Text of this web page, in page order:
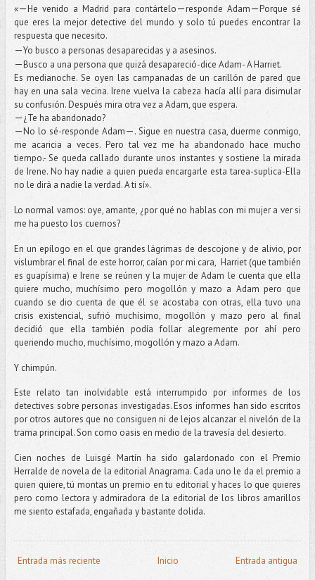
«—He venido a Madrid para contártelo—responde Adam—Porque sé
que eres la mejor detective del mundo y solo tú puedes encontrar la
respuesta que necesito.
—Yo busco a personas desaparecidas y a asesinos.
—Busco a una persona que quizá desapareció-dice Adam- A Harriet.
Es medianoche. Se oyen las campanadas de un carillón de pared que
hay en una sala vecina. Irene vuelva la cabeza hacía allí para disimular
su confusión. Después mira otra vez a Adam, que espera.
—¿Te ha abandonado?
—No lo sé-responde Adam—. Sigue en nuestra casa, duerme conmigo,
me acaricia a veces. Pero tal vez me ha abandonado hace mucho
tiempo.- Se queda callado durante unos instantes y sostiene la mirada
de Irene. No hay nadie a quien pueda encargarle esta tarea-suplica-Ella
no le dirá a nadie la verdad. A ti sí».
Lo normal vamos: oye, amante, ¿por qué no hablas con mi mujer a ver si
me ha puesto los cuernos?
En un epílogo en el que grandes lágrimas de descojone y de alivio, por
vislumbrar el final de este horror, caían por mi cara, Harriet (que también
es guapísima) e Irene se reúnen y la mujer de Adam le cuenta que ella
quiere mucho, muchísimo pero mogollón y mazo a Adam pero que
cuando se dio cuenta de que él se acostaba con otras, ella tuvo una
crisis existencial, sufrió muchísimo, mogollón y mazo pero al final
decidió que ella también podía follar alegremente por ahí pero
queriendo mucho, muchísimo, mogollón y mazo a Adam.
Y chimpún.
Este relato tan inolvidable está interrumpido por informes de los
detectives sobre personas investigadas. Esos informes han sido escritos
por otros autores que no consiguen ni de lejos alcanzar el nivelón de la
trama principal. Son como oasis en medio de la travesía del desierto.
Cien noches de Luisgé Martín ha sido galardonado con el Premio
Herralde de novela de la editorial Anagrama. Cada uno le da el premio a
quien quiere, tú montas un premio en tu editorial y haces lo que quieres
pero como lectora y admiradora de la editorial de los libros amarillos
me siento estafada, engañada y bastante dolida.
Entrada más reciente Entrada antigua
Inicio